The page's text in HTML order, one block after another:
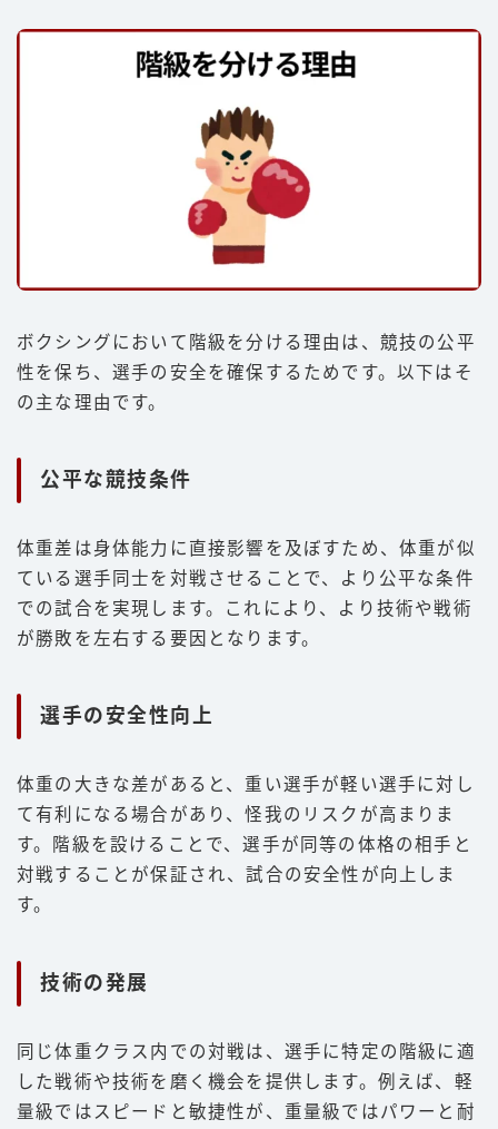
ボクシングにおいて階級を分ける理由は、競技の公平
性を保ち、選手の安全を確保するためです。以下はそ
の主な理由です。
公平な競技条件
体重差は身体能力に直接影響を及ぼすため、体重が似
ている選手同士を対戦させることで、より公平な条件
での試合を実現します。これにより、より技術や戦術
が勝敗を左右する要因となります。
選手の安全性向上
体重の大きな差があると、重い選手が軽い選手に対し
て有利になる場合があり、怪我のリスクが高まりま
す。階級を設けることで、選手が同等の体格の相手と
対戦することが保証され、試合の安全性が向上しま
す。
技術の発展
同じ体重クラス内での対戦は、選手に特定の階級に適
した戦術や技術を磨く機会を提供します。例えば、軽
量級ではスピードと敏捷性が、重量級ではパワーと耐